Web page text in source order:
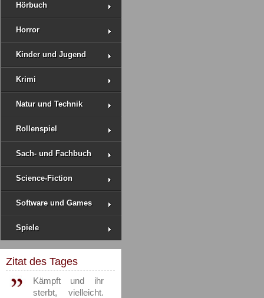
Hörbuch
Horror
Kinder und Jugend
Krimi
Natur und Technik
Rollenspiel
Sach- und Fachbuch
Science-Fiction
Software und Games
Spiele
Zitat des Tages
Kämpft und ihr
sterbt, vielleicht.